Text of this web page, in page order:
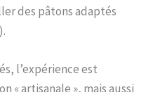
des pâtons adaptés
l’expérience est
« artisanale », mais aussi